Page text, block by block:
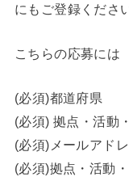
にもご登録くださ
こちらの応募には
(必須)都道府県
(必須) 拠点・活動
(必須)メールアド
(必須)拠点・活動